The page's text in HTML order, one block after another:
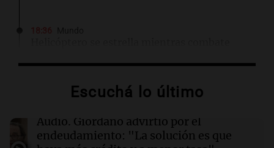
pilotos es incierto
Abelardo De la Espriella asume la presidencia
de Colombia en un acto histórico
Escuchá lo último
Audio. Giordano advirtió por el
endeudamiento: "La solución es que